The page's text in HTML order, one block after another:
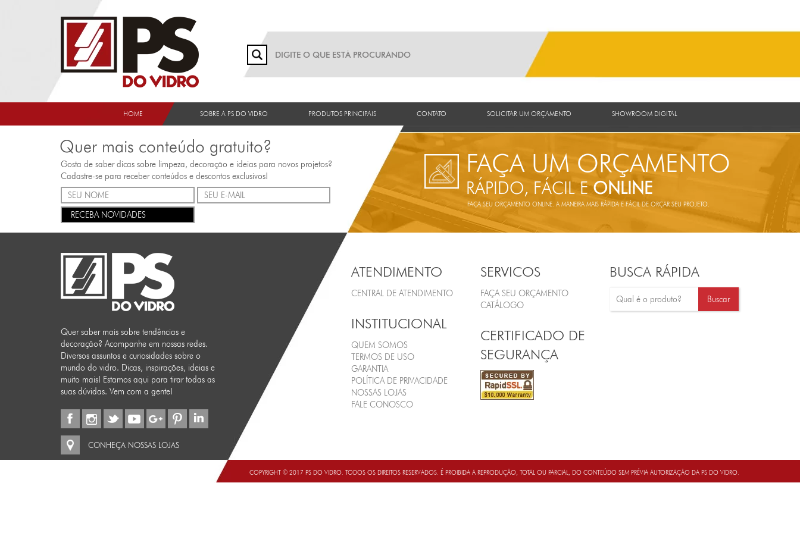
HOME SOBRE A PS DO VIDRO PRODUTOS PRINCIPAIS CONTATO SOLICITAR UM ORÇAMENTO SHOWROOM DIGITAL
Quer mais conteúdo gratuito?
Gosta de saber dicas sobre limpeza, decoração e ideias para novos projetos?
Cadastre-se para receber conteúdos e descontos exclusivos!
RECEBA NOVIDADES
FAÇA UM ORÇAMENTO
RÁPIDO, FÁCIL EONLINE
FAÇA SEU ORÇAMENTO ONLINE. A MANEIRA MAIS RÁPIDA E FÁCIL DE ORÇAR SEU PROJETO.
Quer saber mais sobre tendências e
decoração? Acompanhe em nossas redes.
Diversos assuntos e curiosidades sobre o
mundo do vidro. Dicas, inspirações, ideias e
muito mais! Estamos aqui para tirar todas as
suas dúvidas. Vem com a gente!
CONHEÇA NOSSAS LOJAS
ATENDIMENTO
CENTRAL DE ATENDIMENTO
INSTITUCIONAL
QUEM SOMOS
TERMOS DE USO
GARANTIA
POLÍTICA DE PRIVACIDADE
NOSSAS LOJAS
FALE CONOSCO
SERVICOS
FAÇA SEU ORÇAMENTO
CATÁLOGO
CERTIFICADO DE
SEGURANÇA
BUSCA RÁPIDA
COPYRIGHT © 2017 PS DO VIDRO. TODOS OS DIREITOS RESERVADOS. É PROIBIDA A REPRODUÇÃO, TOTAL OU PARCIAL, DO CONTEÚDO SEM PRÉVIA AUTORIZAÇÃO DA PS DO VIDRO.